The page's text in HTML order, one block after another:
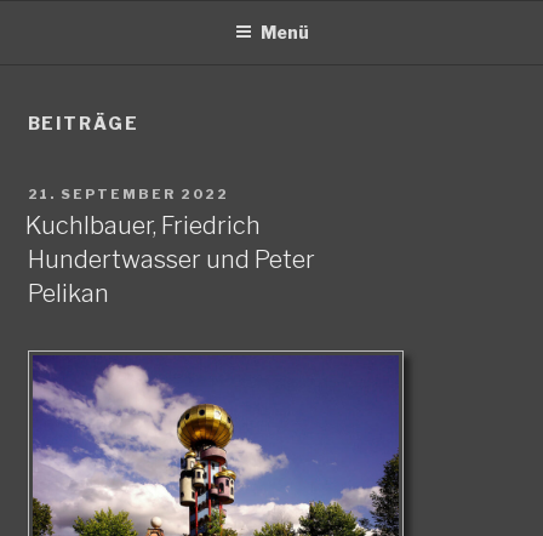
Menü
BEITRÄGE
VERÖFFENTLICHT
AM
21. SEPTEMBER 2022
Kuchlbauer, Friedrich
Hundertwasser und Peter
Pelikan